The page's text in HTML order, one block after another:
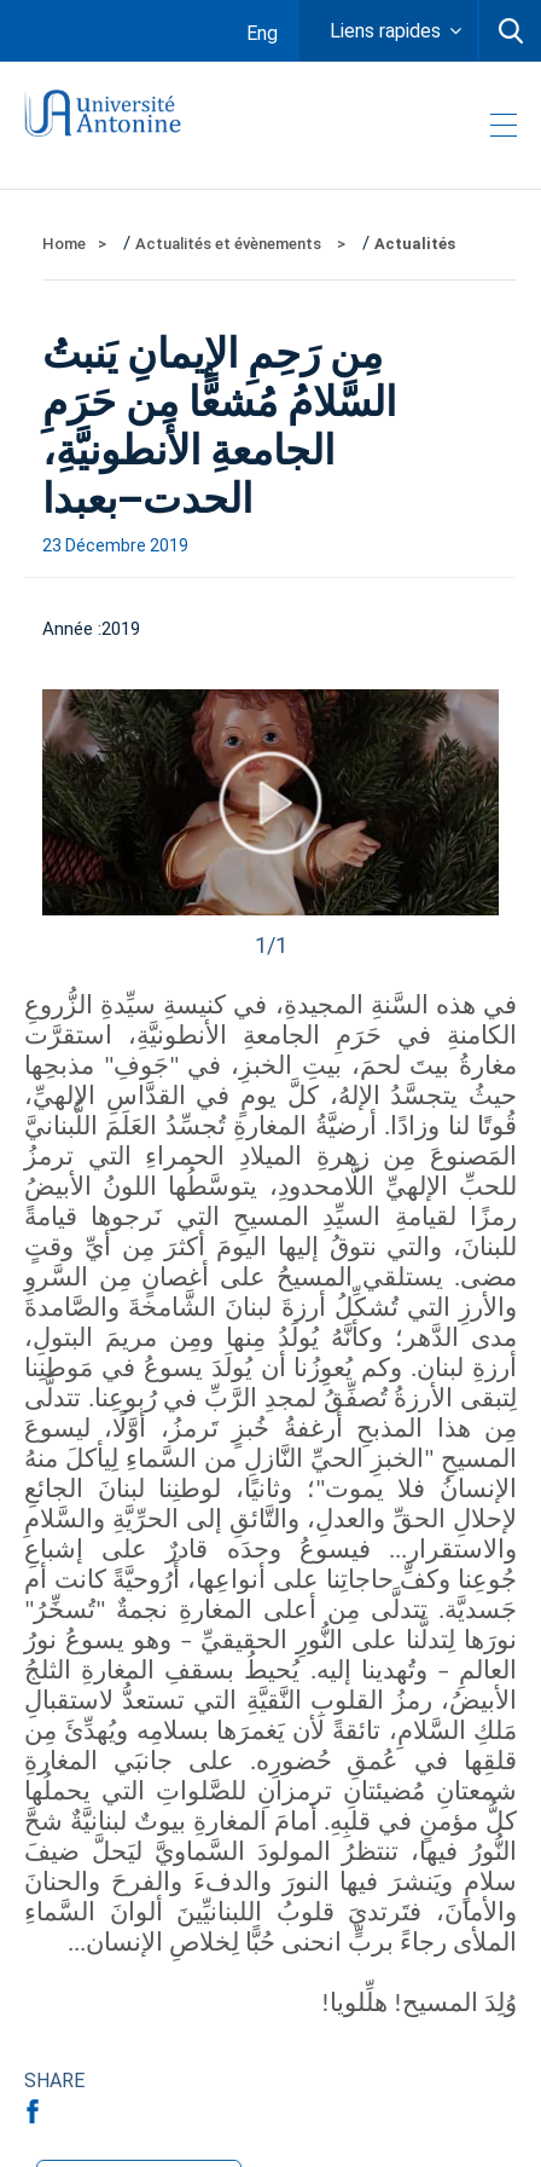
Eng Liens rapides
Home / Actualités et évènements / Actualités
مِن رَحِمِ الإيمانِ يَنبتُ
السَّلامُ مُشعًّا مِن حَرَمِ
الجامعةِ الأنطونيَّةِ،
الحدت–بعبدا
23 Décembre 2019
Année :2019
1/1
في هذه السَّنةِ المجيدةِ، في كنيسةِ سيِّدةِ الزُّروعِ
الكامنةِ في حَرَمِ الجامعةِ الأنطونيَّةِ، استقرَّت
مغارةُ بيتَ لحمَ، بيتِ الخبزِ، في "جَوفِ" مذبحِها
حيثُ يتجسَّدُ الإلهُ، كلَّ يومٍ في القدَّاسِ الإلهيِّ،
قُوتًا لنا وزادًا. أرضيَّةُ المغارةِ تُجسِّدُ العَلَمَ اللُّبنانيَّ
المَصنوعَ مِن زهرةِ الميلادِ الحمراءِ التي ترمزُ
للحبِّ الإلهيِّ اللَّامحدودِ، يتوسَّطُها اللونُ الأبيضُ
رمزًا لقيامةِ السيِّدِ المسيحِ التي نَرجوها قيامةً
للبنانَ، والتي نتوقُ إليها اليومَ أكثرَ مِن أيِّ وقتٍ
مضى. يستلقي المسيحُ على أغصانٍ مِن السَّروِ
والأرزِ التي تُشكِّلُ أرزةَ لبنانَ الشَّامخةَ والصَّامدةَ
مدى الدَّهر؛ وكأنَّهُ يُولَدُ مِنها ومِن مريمَ البتولِ،
أرزةِ لبنان. وكم يُعوِزُنا أن يُولَدَ يسوعُ في مَوطنِنا
لِتبقى الأرزةُ تُصفِّقُ لمجدِ الرَّبِّ في رُبوعِنا. تتدلَّى
مِن هذا المذبحِ أرغفةُ خُبزٍ تَرمزُ، أوَّلًا، ليسوعَ
المسيحِ "الخبزِ الحيِّ النَّازلِ من السَّماءِ لِيأكلَ منهُ
الإنسانُ فلا يموت"؛ وثانيًا، لوطنِنا لبنانَ الجائعِ
لإحلالِ الحقِّ والعدلِ، والتَّائقِ إلى الحرِّيَّةِ والسَّلامِ
والاستقرار... فيسوعُ وحدَه قادرٌ على إشباعِ
جُوعِنا وكفِّ حاجاتِنا على أنواعِها، أَرُوحيَّةً كانت أم
جَسديَّة. تتدلَّى مِن أعلى المغارةِ نجمةٌ "تُسخِّرُ"
نورَها لِتدلَّنا على النُّورِ الحقيقيِّ – وهو يسوعُ نورُ
العالمِ – وتُهدينا إليه. يُحيطُ بسقفِ المغارةِ الثلجُ
الأبيضُ، رمزُ القلوبِ النَّقيَّةِ التي تستعدُّ لاستقبالِ
مَلكِ السَّلامِ، تائقةً لأن يَغمرَها بسلامِه ويُهدِّئَ مِن
قلقِها في عُمقِ حُضورِه. على جانبَي المغارةِ
شمعتانِ مُضيئتانِ ترمزانِ للصَّلواتِ التي يحملُها
كلُّ مؤمنٍ في قلبِهِ. أمامَ المغارةِ بيوتٌ لبنانيَّةٌ شحَّ
النُّورُ فيها، تنتظرُ المولودَ السَّماويَّ ليَحلَّ ضيفَ
سلامٍ ويَنشرَ فيها النورَ والدفءَ والفرحَ والحنانَ
والأمانَ، فتَرتديَ قلوبُ اللبنانيِّينَ ألوانَ السَّماءِ
الملأى رجاءً بربٍّ انحنى حُبًّا لِخلاصِ الإنسان...
وُلِدَ المسيح! هلِّلويا!
SHARE